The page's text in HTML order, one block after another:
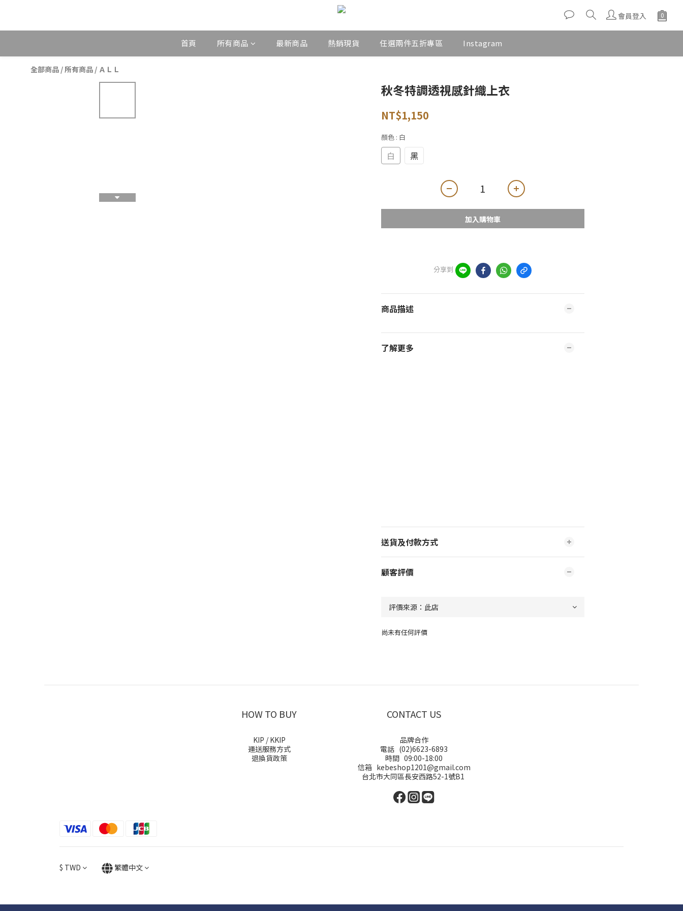
會員登入
首頁 所有商品 最新商品 熱銷現貨 任選兩件五折專區 Instagram
全部商品 /所有商品 / ＡＬＬ
秋冬特調透視感針織上衣
NT$1,150
顏色 : 白
白 黑
加入購物車
分享到
商品描述
了解更多
送貨及付款方式
顧客評價
尚未有任何評價
HOW TO BUY
KIP / KKIP
運送服務方式
退換貨政策
CONTACT US
品牌合作
電話 (02)6623-6893
時間 09:00-18:00
信箱 kebeshop1201@gmail.com
台北市大同區長安西路52-1號B1
$ TWD 繁體中文